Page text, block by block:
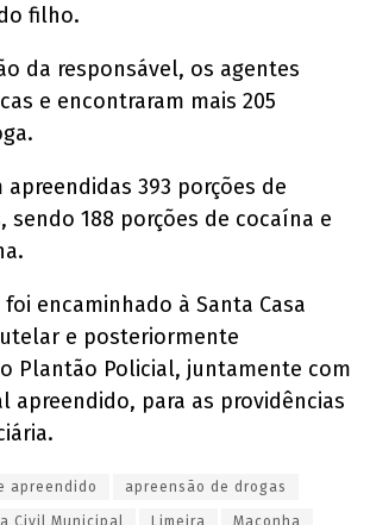
filho.
da responsável, os agentes
e encontraram mais 205
393 porções de
sendo 188 porções de cocaína e
encaminhado à Santa Casa
e posteriormente
Plantão Policial, juntamente com
apreendido, para as providências
apreendido apreensão de drogas
Civil Municipal Limeira Maconha